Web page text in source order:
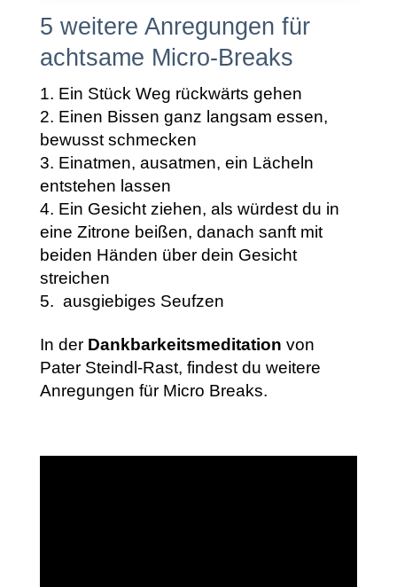
5 weitere Anregungen für
achtsame Micro-Breaks
Ein Stück Weg rückwärts gehen
Einen Bissen ganz langsam essen,
bewusst schmecken
Einatmen, ausatmen, ein Lächeln
entstehen lassen
Ein Gesicht ziehen, als würdest du in
eine Zitrone beißen, danach sanft mit
beiden Händen über dein Gesicht
streichen
ausgiebiges Seufzen
In der Dankbarkeitsmeditation von
Pater Steindl-Rast, findest du weitere
Anregungen für Micro Breaks.